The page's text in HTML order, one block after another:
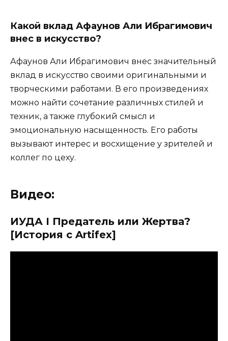
Какой вклад Афаунов Али Ибрагимович
внес в искусство?
Афаунов Али Ибрагимович внес значительный
вклад в искусство своими оригинальными и
творческими работами. В его произведениях
можно найти сочетание различных стилей и
техник, а также глубокий смысл и
эмоциональную насыщенность. Его работы
вызывают интерес и восхищение у зрителей и
коллег по цеху.
Видео:
ИУДА I Предатель или Жертва?
[История с Artifex]